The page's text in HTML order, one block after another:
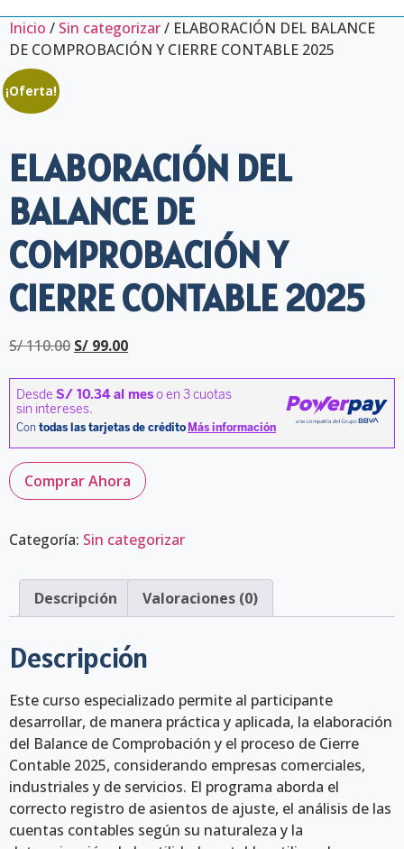
Inicio / Sin categorizar/ ELABORACIÓN DEL BALANCE
DE COMPROBACIÓN Y CIERRE CONTABLE 2025
¡Oferta!
ELABORACIÓN DEL
BALANCE DE
COMPROBACIÓN Y
CIERRE CONTABLE 2025
S/110.00 S/ 99.00
Comprar Ahora
Categoría: Sin categorizar
Descripción Valoraciones (0)
Descripción
Este curso especializado permite al participante
desarrollar, de manera práctica y aplicada, la elaboración
del Balance de Comprobación y el proceso de Cierre
Contable 2025, considerando empresas comerciales,
industriales y de servicios. El programa aborda el
correcto registro de asientos de ajuste, el análisis de las
cuentas contables según su naturaleza y la